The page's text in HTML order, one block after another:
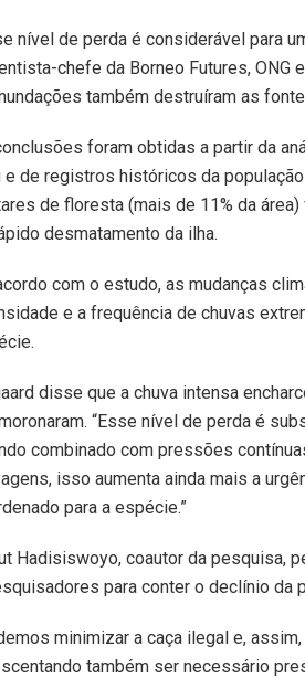
nível de perda é considerável para
chefe da Borneo Futures,
também destruíram as
foram obtidas a partir da
e de registros históricos da
de floresta (mais de 11% da
desmatamento da ilha.
com o estudo, as mudanças
e a frequência de chuvas
disse que a chuva intensa
“Esse nível de perda é
combinado com pressões
isso aumenta ainda mais a
para a espécie.”
Hadisiswoyo, coautor da pesquisa,
para conter o declínio da
minimizar a caça ilegal e,
também ser necessário